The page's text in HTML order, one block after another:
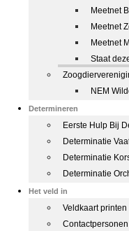
Meetnet
Meetnet
Meetnet
Staat
NEM
Determineren
Eerste Hulp Bij
Determinatie
Determinatie
Determinatie
Het veld in
Veldkaart printen